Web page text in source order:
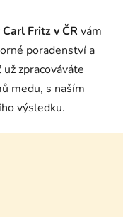
Fritz v ČR vám
poradenství a
zpracováváte
medu, s naším
výsledku.